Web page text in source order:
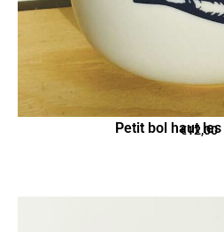
Petit bol haut
€12,00